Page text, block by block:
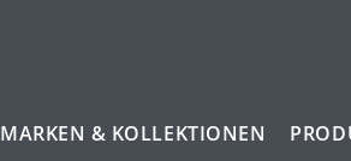
MARKEN & KOLLEKTIONEN